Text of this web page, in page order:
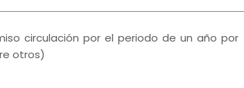
circulación por el periodo de un año por
otros)